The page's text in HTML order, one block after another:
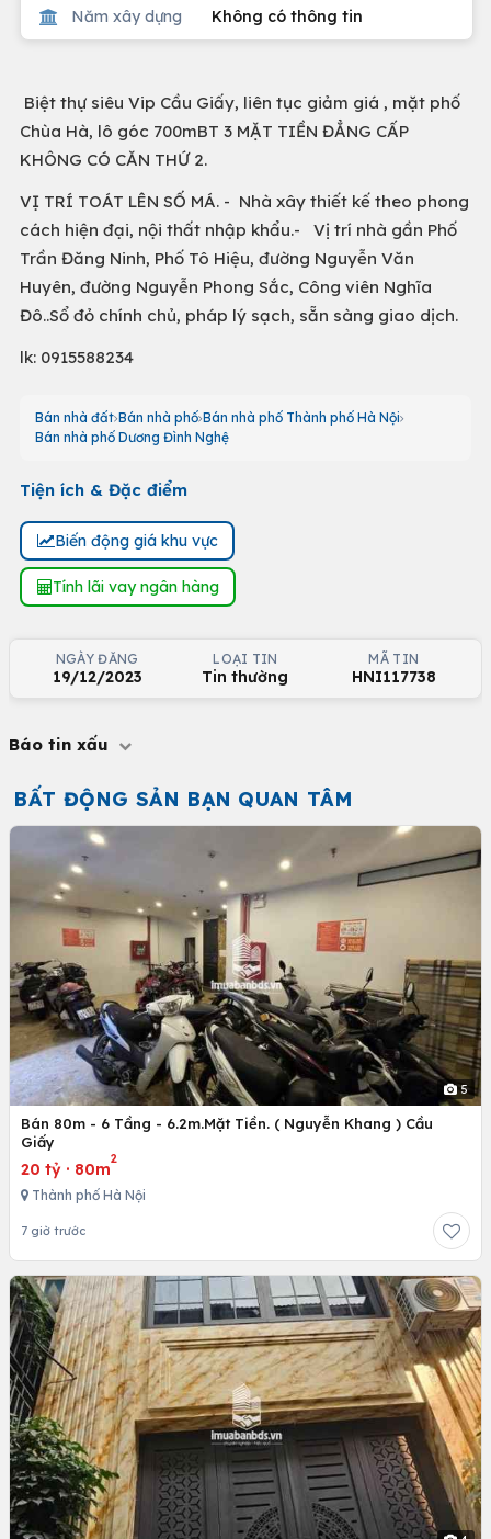
Năm xây dựng Không có thông tin
Biệt thự siêu Vip Cầu Giấy, liên tục giảm giá , mặt phố
Chùa Hà, lô góc 700mBT 3 MẶT TIỀN ĐẲNG CẤP
KHÔNG CÓ CĂN THỨ 2.
VỊ TRÍ TOÁT LÊN SỐ MÁ. - Nhà xây thiết kế theo phong
cách hiện đại, nội thất nhập khẩu.- Vị trí nhà gần Phố
Trần Đăng Ninh, Phố Tô Hiệu, đường Nguyễn Văn
Huyên, đường Nguyễn Phong Sắc, Công viên Nghĩa
Đô..Sổ đỏ chính chủ, pháp lý sạch, sẵn sàng giao dịch.
lk: 0915588234
Bán nhà đất Bán nhà phố Bán nhà phố Thành phố Hà Nội
Bán nhà phố Dương Đình Nghệ
Tiện ích & Đặc điểm
Biến động giá khu vực
Tính lãi vay ngân hàng
NGÀY ĐĂNG
19/12/2023
LOẠI TIN
Tin thường
MÃ TIN
HNI117738
Báo tin xấu
BẤT ĐỘNG SẢN BẠN QUAN TÂM
5
Bán 80m - 6 Tầng - 6.2m.Mặt Tiền. ( Nguyễn Khang ) Cầu
Giấy
20 tỷ · 80m
2
Thành phố Hà Nội
7 giờ trước